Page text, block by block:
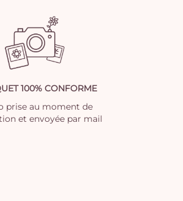
100% CONFORME
prise au moment de
et envoyée par mail